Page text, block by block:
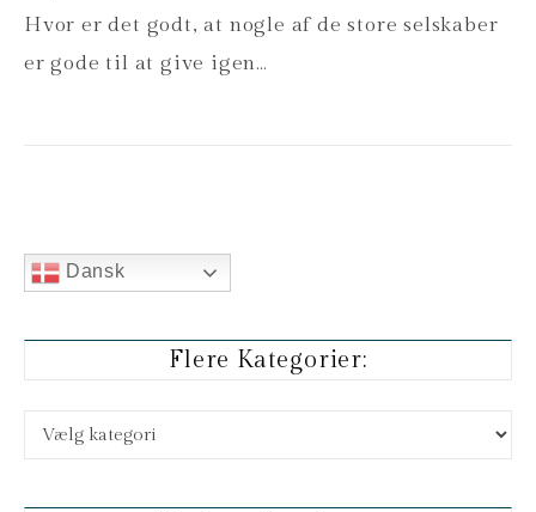
Hvor er det godt, at nogle af de store selskaber
er gode til at give igen…
Dansk
Flere Kategorier:
Flere kategorier: